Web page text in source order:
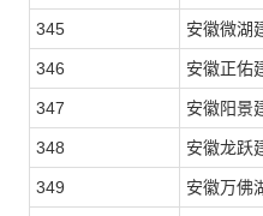
345 安徽微湖
346 安徽正佑
347 安徽阳景
348 安徽龙跃
349 安徽万佛